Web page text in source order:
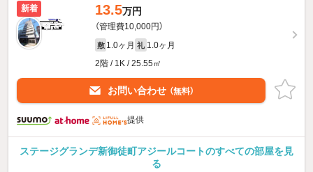
新着 13.5万円
（管理費10,000円）
敷 1.0ヶ月 礼 1.0ヶ月
2階 / 1K / 25.55㎡
お問い合わせ （無料）
提供
ステージグランデ新御徒町アジールコートのすべての部屋を見
る